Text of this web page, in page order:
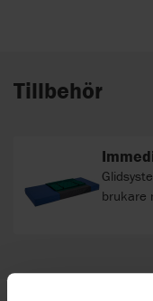
Tillbehör
brukare